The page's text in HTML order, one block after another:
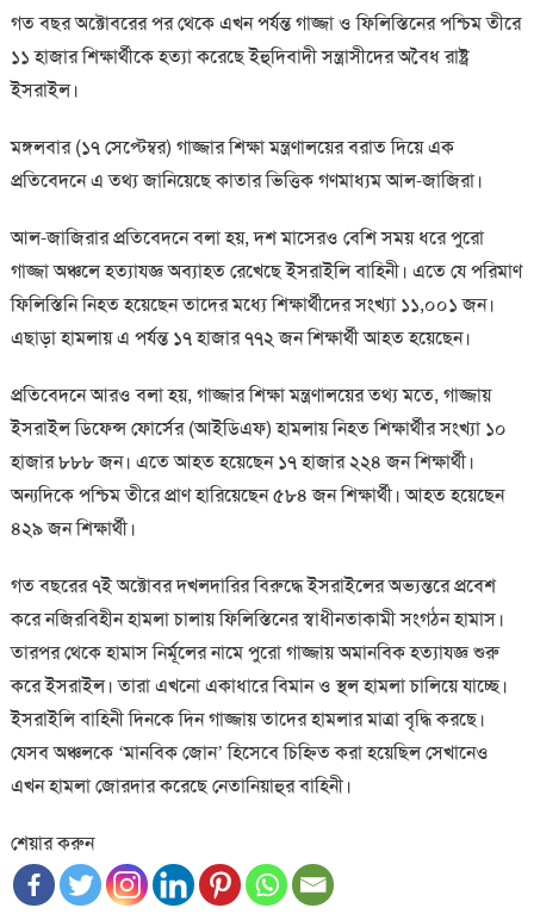
গত বছর অক্টোবরের পর থেকে এখন পর্যন্ত গাজ্জা ও ফিলিস্তিনের পশ্চিম তীরে
১১ হাজার শিক্ষার্থীকে হত্যা করেছে ইহুদিবাদী সন্ত্রাসীদের অবৈধ রাষ্ট্র
ইসরাইল।
মঙ্গলবার (১৭ সেপ্টেম্বর) গাজ্জার শিক্ষা মন্ত্রণালয়ের বরাত দিয়ে এক
প্রতিবেদনে এ তথ্য জানিয়েছে কাতার ভিত্তিক গণমাধ্যম আল-জাজিরা।
আল-জাজিরার প্রতিবেদনে বলা হয়, দশ মাসেরও বেশি সময় ধরে পুরো
গাজ্জা অঞ্চলে হত্যাযজ্ঞ অব্যাহত রেখেছে ইসরাইলি বাহিনী। এতে যে পরিমাণ
ফিলিস্তিনি নিহত হয়েছেন তাদের মধ্যে শিক্ষার্থীদের সংখ্যা ১১,০০১ জন।
এছাড়া হামলায় এ পর্যন্ত ১৭ হাজার ৭৭২ জন শিক্ষার্থী আহত হয়েছেন।
প্রতিবেদনে আরও বলা হয়, গাজ্জার শিক্ষা মন্ত্রণালয়ের তথ্য মতে, গাজ্জায়
ইসরাইল ডিফেন্স ফোর্সের (আইডিএফ) হামলায় নিহত শিক্ষার্থীর সংখ্যা ১০
হাজার ৮৮৮ জন। এতে আহত হয়েছেন ১৭ হাজার ২২৪ জন শিক্ষার্থী।
অন্যদিকে পশ্চিম তীরে প্রাণ হারিয়েছেন ৫৮৪ জন শিক্ষার্থী। আহত হয়েছেন
৪২৯ জন শিক্ষার্থী।
গত বছরের ৭ই অক্টোবর দখলদারির বিরুদ্ধে ইসরাইলের অভ্যন্তরে প্রবেশ
করে নজিরবিহীন হামলা চালায় ফিলিস্তিনের স্বাধীনতাকামী সংগঠন হামাস।
তারপর থেকে হামাস নির্মূলের নামে পুরো গাজ্জায় অমানবিক হত্যাযজ্ঞ শুরু
করে ইসরাইল। তারা এখনো একাধারে বিমান ও স্থল হামলা চালিয়ে যাচ্ছে।
ইসরাইলি বাহিনী দিনকে দিন গাজ্জায় তাদের হামলার মাত্রা বৃদ্ধি করছে।
যেসব অঞ্চলকে ‘মানবিক জোন’ হিসেবে চিহ্নিত করা হয়েছিল সেখানেও
এখন হামলা জোরদার করেছে নেতানিয়াহুর বাহিনী।
শেয়ার করুন